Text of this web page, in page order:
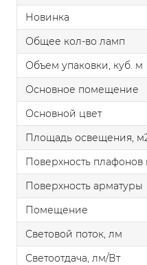
Новинка
Общее кол-во ламп
Объем упаковки, куб. м
Основное помещение
Основной цвет
Площадь освещения,
Поверхность плафонов
Поверхность арматуры
Помещение
Световой поток, лм
Светоотдача, лм/Вт